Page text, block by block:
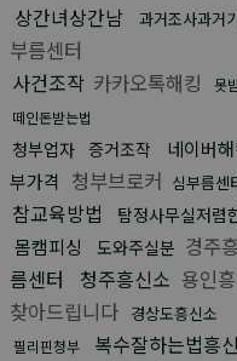
상간녀상간남 과거조사과거
부름센터
사건조작 카카오톡해킹
못
떼인돈받는법
청부업자 증거조작 네이버
부가격
청부브로커 심부름센
참교육방법 탐정사무실저렴
몸캠피싱 도와주실분 경주
름센터
청주흥신소 용인
찾아드립니다 경상도흥신소
필리핀청부 복수잘하는법흥